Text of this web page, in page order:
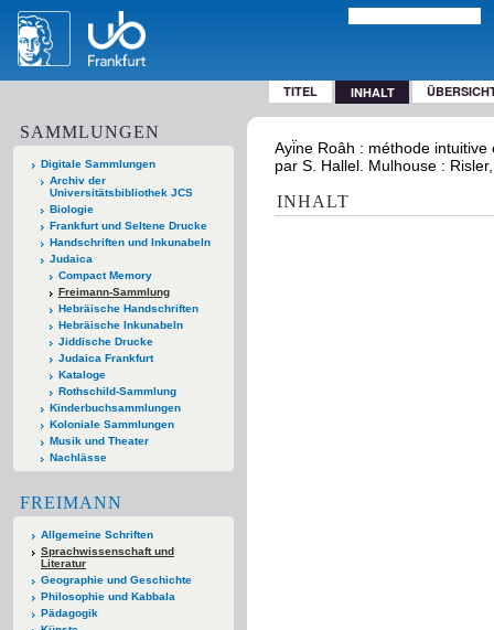
TITEL INHALT
SAMMLUNGEN
Digitale Sammlungen
Archiv der
Universitätsbibliothek JCS
Biologie
Frankfurt und Seltene Drucke
Handschriften und Inkunabeln
Judaica
Compact Memory
Freimann-Sammlung
Hebräische Handschriften
Hebräische Inkunabeln
Jiddische Drucke
Judaica Frankfurt
Kataloge
Rothschild-Sammlung
Kinderbuchsammlungen
Koloniale Sammlungen
Musik und Theater
Nachlässe
FREIMANN
Allgemeine Schriften
Sprachwissenschaft und
Literatur
Geographie und Geschichte
Philosophie und Kabbala
Pädagogik
Ayi͏̈ne Roâh : méthode
par S. Hallel. Mulhouse :
INHALT